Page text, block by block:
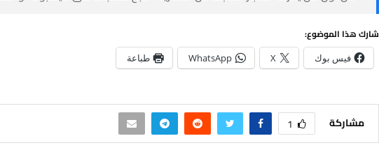
شارك هذا الموضوع:
فيس بوك X
WhatsApp طباعة
مشاركة 1